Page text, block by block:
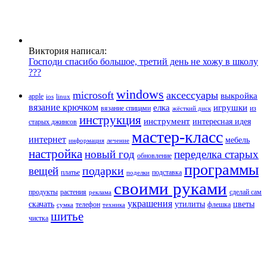
Виктория написал:
Господи спасибо большое, третий день не хожу в школу
???
apple ios linux microsoft windows аксессуары выкройка
вязание крючком вязание спицами елка жёсткий диск игрушки из
старых джинсов инструкция инструмент интересная идея
интернет информация лечение мастер-класс мебель
настройка новый год обновление переделка старых
вещей платье подарки поделки подставка программы
продукты растения реклама своими руками сделай сам
скачать сумка телефон техника украшения утилиты флешка цветы
чистка шитье